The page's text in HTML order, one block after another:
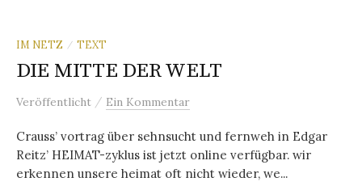
IM NETZ / TEXT
DIE MITTE DER WELT
Veröffentlicht / Ein Kommentar
Crauss’ vortrag über sehnsucht und fernweh in Edgar
Reitz’ HEIMAT-zyklus ist jetzt online verfügbar. wir
erkennen unsere heimat oft nicht wieder, we...